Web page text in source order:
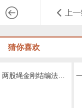
猜你喜欢